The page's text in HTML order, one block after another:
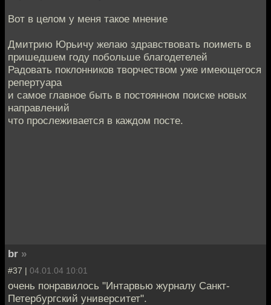
Вот в целом у меня такое мнение
Дмитрию Юрьичу желаю здравствовать поиметь в
пришедшем году побольше благодетелей
Радовать поклонников творчеством уже имеющегося
репертуара
и самое главное быть в постоянном поиске новых
направлений
что прослеживается в каждом посте.
br »
#37 | 04.01.04 10:01
очень понравилось "Интарвью журналу Санкт-
Петербургский университет".